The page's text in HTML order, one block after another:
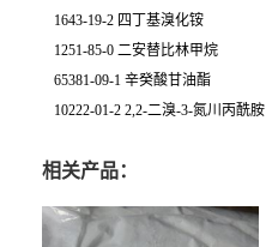
1643-19-2 四丁基溴化铵
1251-85-0 二安替比林甲烷
65381-09-1 辛癸酸甘油酯
10222-01-2 2,2-二溴-3-氮川丙酰胺
相关产品：